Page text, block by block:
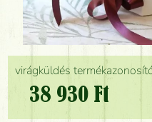
virágküldés
38 930 Ft